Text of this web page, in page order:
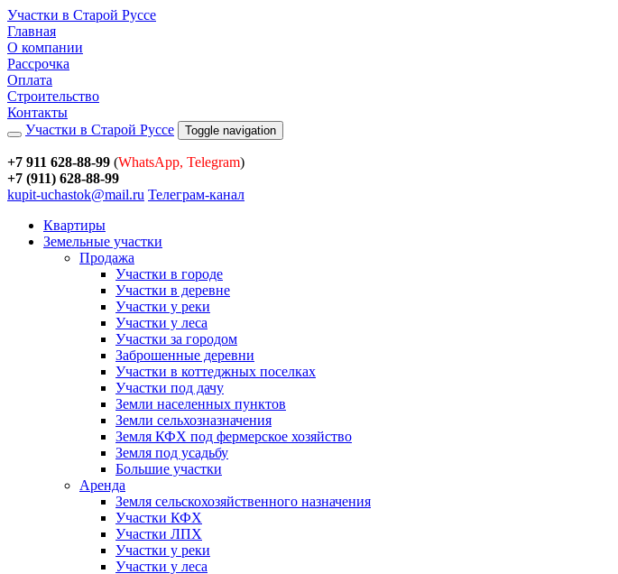
Участки в Старой Руссе
Главная
О компании
Рассрочка
Оплата
Строительство
Контакты
Участки в Старой Руссе
Toggle navigation
+7 911 628-88-99 (WhatsApp, Telegram)
+7 (911) 628-88-99
kupit-uchastok@mail.ru Телеграм-канал
Квартиры
Земельные участки
Продажа
Участки в городе
Участки в деревне
Участки у реки
Участки у леса
Участки за городом
Заброшенные деревни
Участки в коттеджных поселках
Участки под дачу
Земли населенных пунктов
Земли сельхозназначения
Земля КФХ под фермерское хозяйство
Земля под усадьбу
Большие участки
Аренда
Земля сельскохозяйственного назначения
Участки КФХ
Участки ЛПХ
Участки у реки
Участки у леса